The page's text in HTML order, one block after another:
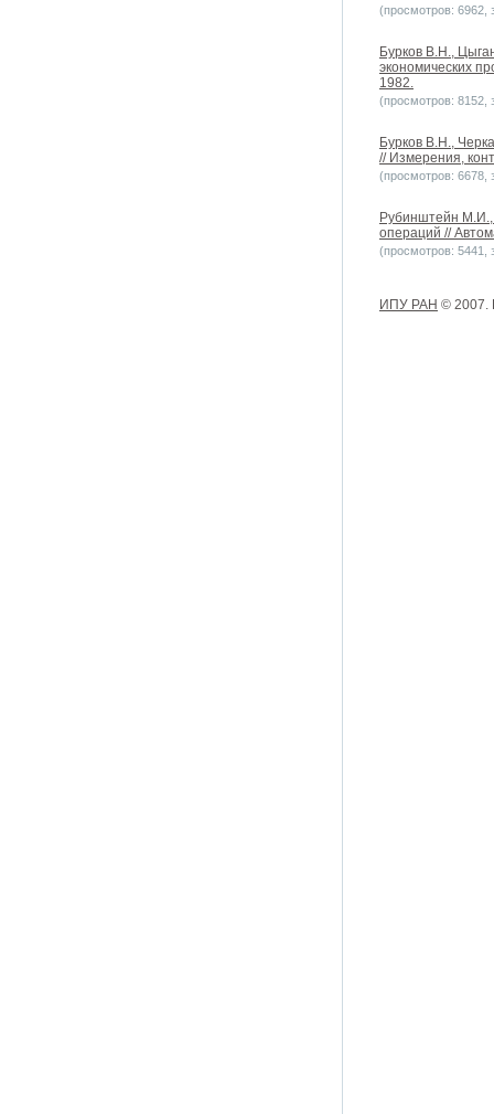
(просмотров: 6962,
Бурков В.Н.,
экономических
1982.
(просмотров: 8152,
Бурков В.Н.,
// Измерения,
(просмотров: 6678,
Рубинштейн М.И.,
операций //
(просмотров: 5441,
ИПУ РАН © 2007.